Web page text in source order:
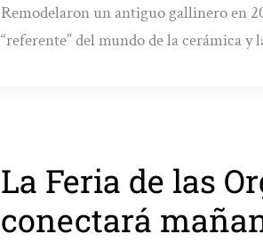
Remodelaron un antiguo gallinero en
“referente” del mundo de la cerámica y
La Feria de las
conectará